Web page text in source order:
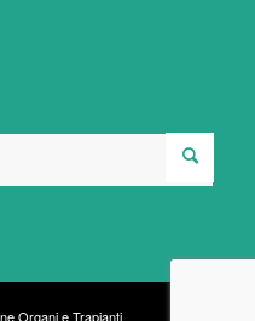
Organi e Trapianti